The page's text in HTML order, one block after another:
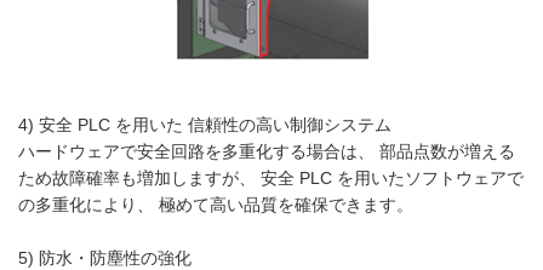
4) 安全 PLC を用いた 信頼性の高い制御システム
ハードウェアで安全回路を多重化する場合は、 部品点数が増える
ため故障確率も増加しますが、 安全 PLC を用いたソフトウェアで
の多重化により、 極めて高い品質を確保できます。
5) 防水・防塵性の強化